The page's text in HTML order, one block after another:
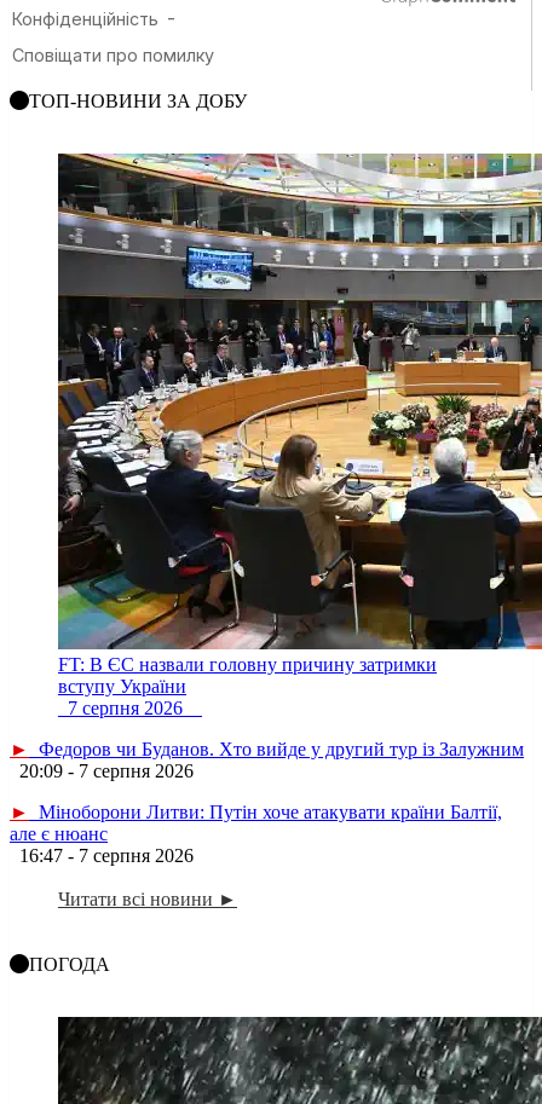
ТОП-НОВИНИ ЗА ДОБУ
FT: В ЄС назвали головну причину затримки
вступу України
7 серпня 2026
►
Федоров чи Буданов. Хто вийде у другий тур із Залужним
20:09 - 7 серпня 2026
►
Міноборони Литви: Путін хоче атакувати країни Балтії,
але є нюанс
16:47 - 7 серпня 2026
Читати всі новини ►
ПОГОДА